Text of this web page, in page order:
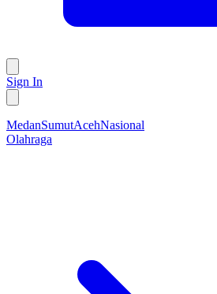
Sign In
MedanSumutAcehNasional
Olahraga